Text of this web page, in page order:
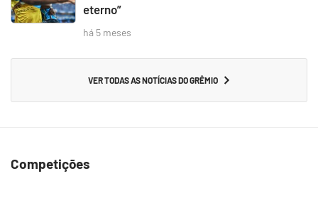
eterno”
há 5 meses
VER TODAS AS NOTÍCIAS DO GRÊMIO
Competições